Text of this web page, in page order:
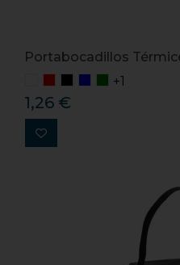
Portabocadillos
+1
1,26 €